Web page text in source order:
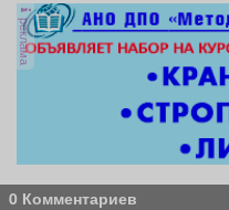
реклама
0 Комментариев